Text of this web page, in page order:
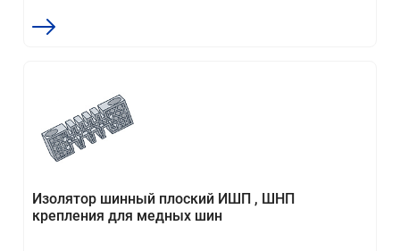
Изолятор шинный плоский ИШП , ШНП
крепления для медных шин